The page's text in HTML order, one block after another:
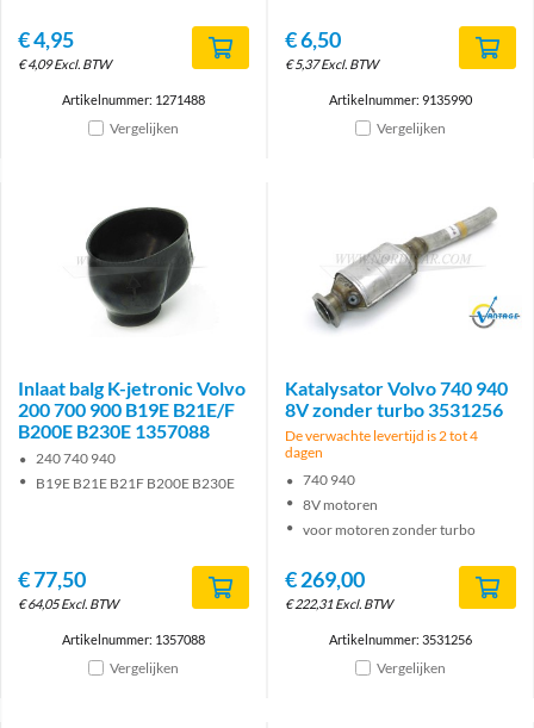
€4,95
€4,09 Excl. BTW
Artikelnummer: 1271488
Vergelijken
€6,50
€5,37 Excl. BTW
Artikelnummer: 9135990
Vergelijken
Inlaat balg K-jetronic Volvo
200 700 900 B19E B21E/F
B200E B230E 1357088
240 740 940
B19E B21E B21F B200E B230E
€77,50
€64,05 Excl. BTW
Artikelnummer: 1357088
Vergelijken
Brand
Katalysator Volvo 740 940
8V zonder turbo 3531256
De verwachte levertijd is 2 tot 4
dagen
740 940
8V motoren
voor motoren zonder turbo
€269,00
€222,31 Excl. BTW
Artikelnummer: 3531256
Vergelijken